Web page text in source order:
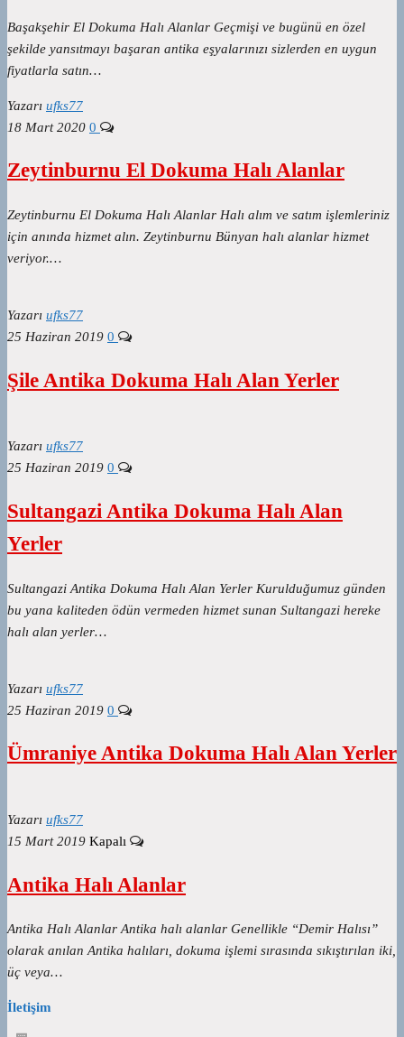
Başakşehir El Dokuma Halı Alanlar Geçmişi ve bugünü en özel
şekilde yansıtmayı başaran antika eşyalarınızı sizlerden en uygun
fiyatlarla satın…
Yazarı ufks77
18 Mart 2020 0
Zeytinburnu El Dokuma Halı Alanlar
Zeytinburnu El Dokuma Halı Alanlar Halı alım ve satım işlemleriniz
için anında hizmet alın. Zeytinburnu Bünyan halı alanlar hizmet
veriyor.…
Yazarı ufks77
25 Haziran 2019 0
Şile Antika Dokuma Halı Alan Yerler
Yazarı ufks77
25 Haziran 2019 0
Sultangazi Antika Dokuma Halı Alan
Yerler
Sultangazi Antika Dokuma Halı Alan Yerler Kurulduğumuz günden
bu yana kaliteden ödün vermeden hizmet sunan Sultangazi hereke
halı alan yerler…
Yazarı ufks77
25 Haziran 2019 0
Ümraniye Antika Dokuma Halı Alan Yerler
Yazarı ufks77
15 Mart 2019 Kapalı
Antika Halı Alanlar
Antika Halı Alanlar Antika halı alanlar Genellikle “Demir Halısı”
olarak anılan Antika halıları, dokuma işlemi sırasında sıkıştırılan iki,
üç veya…
İletişim